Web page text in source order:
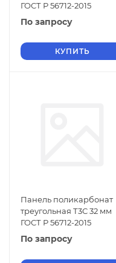
ГОСТ Р 56712-2015
По запросу
КУПИТЬ
Панель поликарбонат
треугольная Т3С 32 мм
ГОСТ Р 56712-2015
По запросу